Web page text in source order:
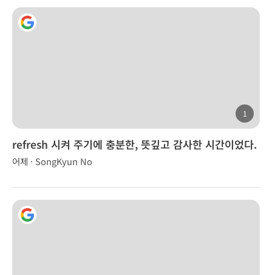
1
refresh 시켜 주기에 충분한, 뜻깊고 감사한 시간이었다.
어제 · SongKyun No